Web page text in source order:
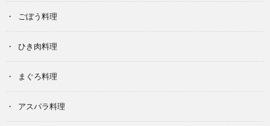
ごぼう料理
ひき肉料理
まぐろ料理
アスパラ料理